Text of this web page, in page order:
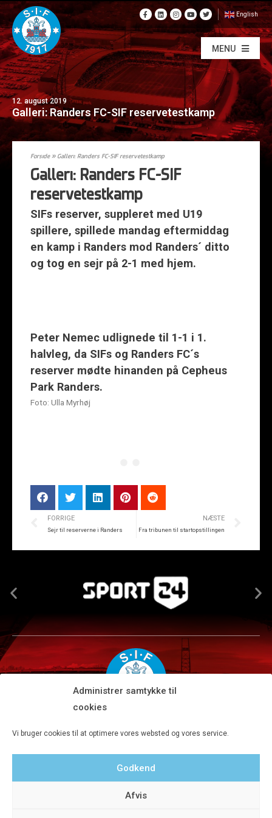
Administrer samtykke til
cookies
Vi bruger cookies til at optimere vores websted og vores service.
Godkend
Afvis
English
MENU
12. august 2019
Galleri: Randers FC-SIF reservetestkamp
Forside» Galleri: Randers FC-SIF reservetestkamp
Galleri: Randers FC-SIF
reservetestkamp
SIFs reserver, suppleret med U19
spillere, spillede mandag eftermiddag
en kamp i Randers mod Randers´ ditto
og tog en sejr på 2-1 med hjem.
Peter Nemec udlignede til 1-1 i 1.
halvleg, da SIFs og Randers FC´s
reserver mødte hinanden på Cepheus
Park Randers.
Foto: Ulla Myrhøj
FORRIGE
Sejr til reserverne i Randers
NÆSTE
Fra tribunen til startopstillingen
Tlf 8680 4477 · Fax 8680 4647 · Kontortid man-fre kl. 9-15